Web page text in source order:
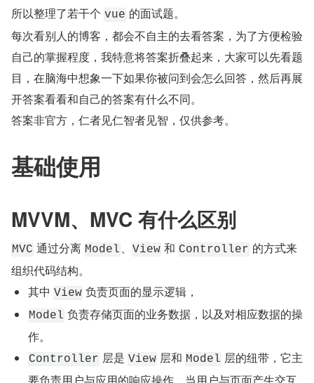
所以整理了若干个 vue 的面试题。
每次看别人的博客，都会不自主的去看答案，为了方便检验
自己的掌握程度，我特意将答案折叠起来，大家可以先看题
目，在脑海中想象一下如果你被问到会怎么回答，然后再展
开答案看看和自己的答案有什么不同。
答案非官方，仁者见仁智者见智，仅供参考。
基础使用
MVVM、MVC 有什么区别
MVC 通过分离 Model 、 View 和 Controller 的方式来
组织代码结构。
其中 View 负责页面的显示逻辑，
Model 负责存储页面的业务数据，以及对相应数据的操
作。
Controller 层是 View 层和 Model 层的纽带，它主